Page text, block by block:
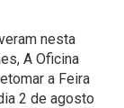
nesta
A Oficina
a Feira
2 de agosto